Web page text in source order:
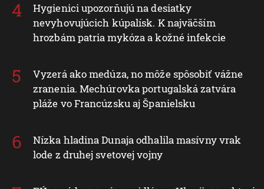
Hygienici upozorňujú na desiatky
nevyhovujúcich kúpalísk. K najväčším
hrozbám patria mykóza a kožné infekcie
Vyzerá ako medúza, no môže spôsobiť vážne
zranenia. Mechúrovka portugalská zatvára
pláže vo Francúzsku aj Španielsku
Nízka hladina Dunaja odhalila masívny vrak
lode z druhej svetovej vojny